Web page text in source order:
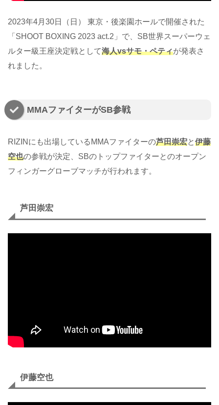
2023年4月30日（日） 東京・後楽園ホールで開催された
「SHOOT BOXING 2023 act.2」で、SB世界スーパーウェ
ルター級王座決定戦として海人vsサモ・ペティが発表さ
れました。
MMAファイターがSB参戦
RIZINにも出場しているMMAファイターの芦田崇宏と伊藤
空也の参戦が決定、SBのトップファイターとのオープン
フィンガーグローブマッチが行われます。
芦田崇宏
伊藤空也